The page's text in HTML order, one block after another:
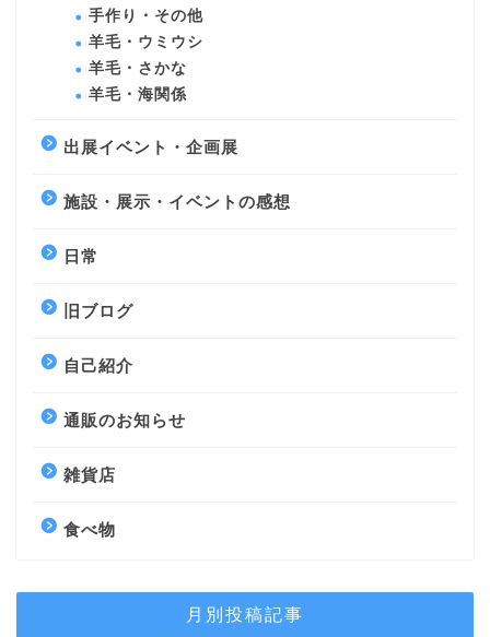
手作り・その他
羊毛・ウミウシ
羊毛・さかな
羊毛・海関係
出展イベント・企画展
施設・展示・イベントの感想
日常
旧ブログ
自己紹介
通販のお知らせ
雑貨店
食べ物
月別投稿記事